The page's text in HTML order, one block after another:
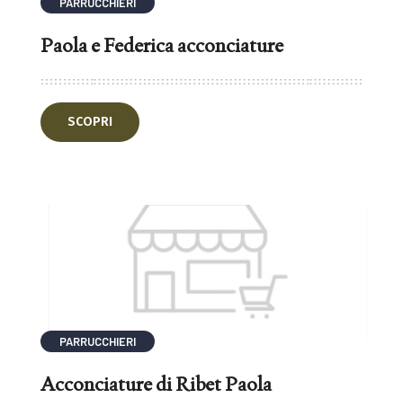
PARRUCCHIERI
Paola e Federica acconciature
SCOPRI
PARRUCCHIERI
Acconciature di Ribet Paola